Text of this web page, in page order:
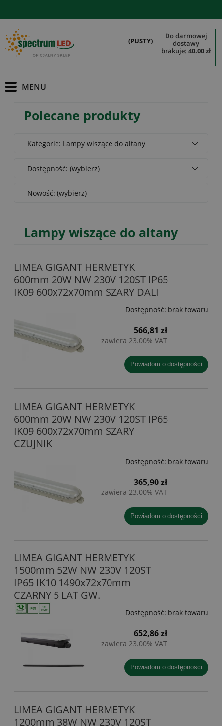
(PUSTY)
do darmowej
dostawy
brakuje: 40.00 zł
Polecane produkty
Kategorie: Lampy wiszące do altany
Dostępność: (wybierz)
Nowość: (wybierz)
Lampy wiszące do altany
LIMEA GIGANT HERMETYK
600mm 20W NW 230V 120ST IP65
IK09 600x72x70mm SZARY DALI
Dostępność: brak towaru
566,81 zł
zawiera 23.00% VAT
powiadom o dostępności
LIMEA GIGANT HERMETYK
600mm 20W NW 230V 120ST IP65
IK09 600x72x70mm SZARY
CZUJNIK
Dostępność: brak towaru
365,90 zł
zawiera 23.00% VAT
powiadom o dostępności
LIMEA GIGANT HERMETYK
1500mm 52W NW 230V 120ST
IP65 IK10 1490x72x70mm
CZARNY 5 LAT GW.
Dostępność: brak towaru
652,86 zł
zawiera 23.00% VAT
powiadom o dostępności
LIMEA GIGANT HERMETYK
1200mm 38W NW 230V 120ST